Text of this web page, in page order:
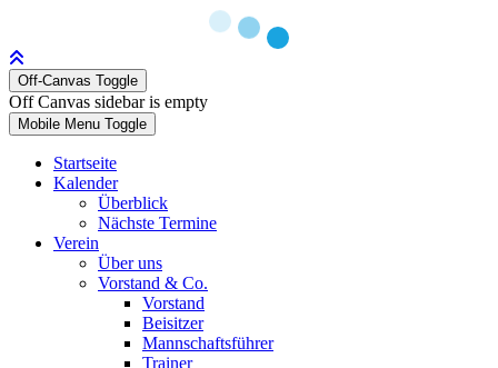
Off-Canvas Toggle
Off Canvas sidebar is empty
Mobile Menu Toggle
Startseite
Kalender
Überblick
Nächste Termine
Verein
Über uns
Vorstand & Co.
Vorstand
Beisitzer
Mannschaftsführer
Trainer